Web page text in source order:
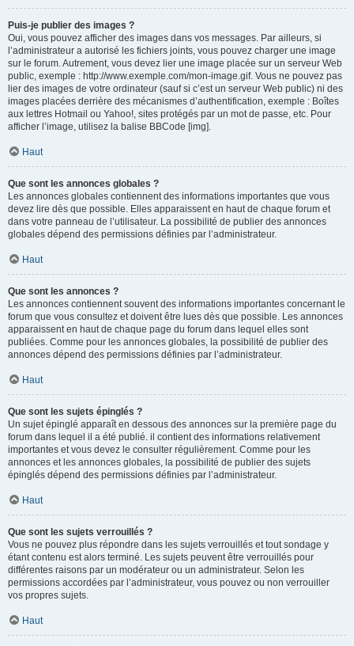
Puis-je publier des images ?
Oui, vous pouvez afficher des images dans vos messages. Par ailleurs, si
l’administrateur a autorisé les fichiers joints, vous pouvez charger une image
sur le forum. Autrement, vous devez lier une image placée sur un serveur Web
public, exemple : http://www.exemple.com/mon-image.gif. Vous ne pouvez pas
lier des images de votre ordinateur (sauf si c’est un serveur Web public) ni des
images placées derrière des mécanismes d’authentification, exemple : Boîtes
aux lettres Hotmail ou Yahoo!, sites protégés par un mot de passe, etc. Pour
afficher l’image, utilisez la balise BBCode [img].
Haut
Que sont les annonces globales ?
Les annonces globales contiennent des informations importantes que vous
devez lire dès que possible. Elles apparaissent en haut de chaque forum et
dans votre panneau de l’utilisateur. La possibilité de publier des annonces
globales dépend des permissions définies par l’administrateur.
Haut
Que sont les annonces ?
Les annonces contiennent souvent des informations importantes concernant le
forum que vous consultez et doivent être lues dès que possible. Les annonces
apparaissent en haut de chaque page du forum dans lequel elles sont
publiées. Comme pour les annonces globales, la possibilité de publier des
annonces dépend des permissions définies par l’administrateur.
Haut
Que sont les sujets épinglés ?
Un sujet épinglé apparaît en dessous des annonces sur la première page du
forum dans lequel il a été publié. il contient des informations relativement
importantes et vous devez le consulter régulièrement. Comme pour les
annonces et les annonces globales, la possibilité de publier des sujets
épinglés dépend des permissions définies par l’administrateur.
Haut
Que sont les sujets verrouillés ?
Vous ne pouvez plus répondre dans les sujets verrouillés et tout sondage y
étant contenu est alors terminé. Les sujets peuvent être verrouillés pour
différentes raisons par un modérateur ou un administrateur. Selon les
permissions accordées par l’administrateur, vous pouvez ou non verrouiller
vos propres sujets.
Haut